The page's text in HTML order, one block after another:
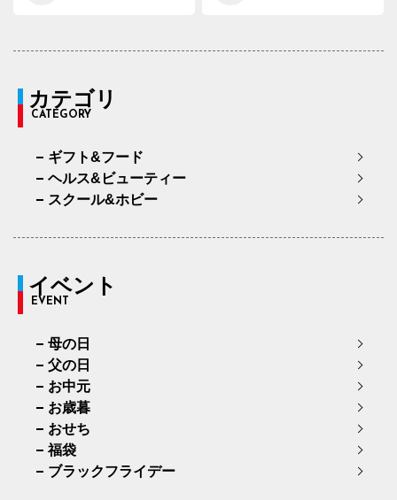
カテゴリ
CATEGORY
ギフト&フード
ヘルス&ビューティー
スクール&ホビー
イベント
EVENT
母の日
父の日
お中元
お歳暮
おせち
福袋
ブラックフライデー